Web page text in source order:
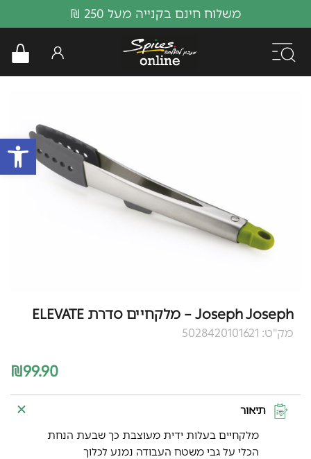
משלוח חינם בקנייה מעל 250 ₪
Joseph Joseph – מלקחיים סדרת ELEVATE
מק"ט: 5028420101621
₪99.90
תיאור
מלקחיים בעלות ידית מעוצבת כך שבעת הנחת
הכלי על גבי משטח העבודה נמנע לכלוך